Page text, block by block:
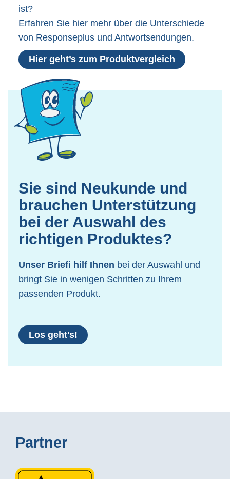
ist?
Erfahren Sie hier mehr über die Unterschiede
von Responseplus und Antwortsendungen.
Hier geht’s zum Produktvergleich
Sie sind Neukunde und
brauchen Unterstützung
bei der Auswahl des
richtigen Produktes?
Unser Briefi hilf Ihnen bei der Auswahl und
bringt Sie in wenigen Schritten zu Ihrem
passenden Produkt.
Los geht's!
Partner